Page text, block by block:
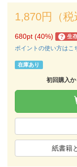
1,870円（税
680pt (40%) ? 生
ポイントの使い方はこ
在庫あり
初回購入
紙書籍